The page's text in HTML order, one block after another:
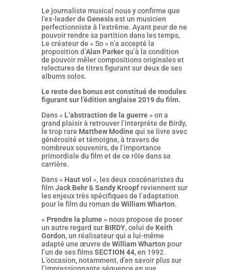
Le journaliste musical nous y confirme que
l’ex-leader de Genesisest un musicien
perfectionniste à l’extrême. Ayant peur de ne
pouvoir rendre sa partition dans les temps,
Le créateur de « So » n’a accepté la
proposition d’Alan Parkerqu’à la condition
de pouvoir mêler compositions originales et
relectures de titres figurant sur deux de ses
albums solos.
Le reste des bonus est constitué de modules
figurant sur l’édition anglaise 2019 du film.
Dans « L’abstraction de la guerre» on a
grand plaisir à retrouver l’interprète de Birdy,
le trop rare Matthew Modinequi se livre avec
générosité et témoigne, à travers de
nombreux souvenirs, de l’importance
primordiale du film et de ce rôle dans sa
carrière.
Dans « Haut vol », les deux coscénaristes du
filmJack Behr&Sandy Kroopfreviennent sur
les enjeux très spécifiques de l’adaptation
pour le film du roman de William Wharton.
« Prendre la plume» nous propose de poser
un autre regard sur BIRDY, celui de Keith
Gordon, un réalisateur qui a lui-même
adapté une œuvre de William Wharton pour
l’un de ses filmsSECTION 44, en 1992.
L’occasion, notamment, d’en savoir plus sur